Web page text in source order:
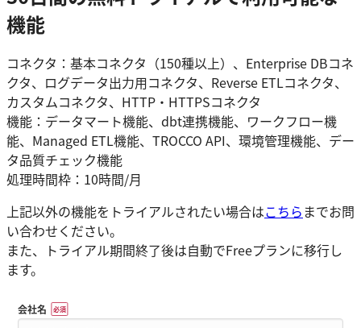
機能
コネクタ：基本コネクタ（150種以上）、Enterprise DBコネ
クタ、ログデータ出力用コネクタ、Reverse ETLコネクタ、
カスタムコネクタ、HTTP・HTTPSコネクタ
機能：データマート機能、dbt連携機能、ワークフロー機
能、Managed ETL機能、TROCCO API、環境管理機能、デー
タ品質チェック機能
処理時間枠：10時間/月
上記以外の機能をトライアルされたい場合はこちら までお問
い合わせください。
また、トライアル期間終了後は自動でFreeプランに移行し
ます。
会社名